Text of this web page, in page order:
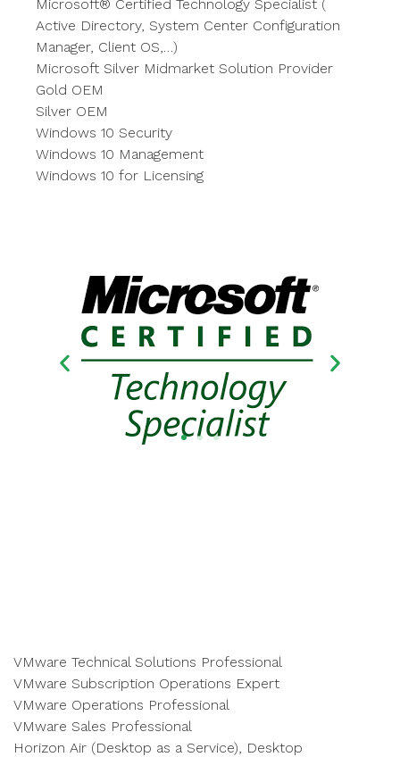
Microsoft® Certified Technology Specialist (
Active Directory, System Center Configuration
Manager, Client OS,…)
Microsoft Silver Midmarket Solution Provider
Gold OEM
Silver OEM
Windows 10 Security
Windows 10 Management
Windows 10 for Licensing
VMware Technical Solutions Professional
VMware Subscription Operations Expert
VMware Operations Professional
VMware Sales Professional
Horizon Air (Desktop as a Service), Desktop